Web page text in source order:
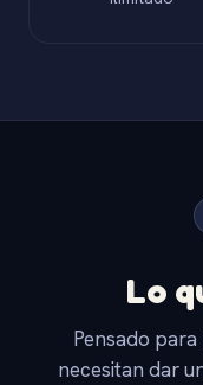
Lo
Pensado
necesitan dar